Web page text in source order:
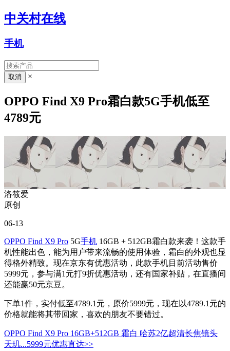
中关村在线
手机
×
OPPO Find X9 Pro霜白款5G手机低至
4789元
洛筱爱
原创
06-13
OPPO Find X9 Pro 5G手机 16GB + 512GB霜白款来袭！这款手
机性能出色，能为用户带来流畅的使用体验，霜白的外观也显
得格外精致。现在京东有优惠活动，此款手机目前活动售价
5999元，参与满1元打9折优惠活动，还有国家补贴，在直播间
还能赢50元京豆。
下单1件，实付低至4789.1元，原价5999元，现在以4789.1元的
价格就能将其带回家，喜欢的朋友不要错过。
OPPO Find X9 Pro 16GB+512GB 霜白 哈苏2亿超清长焦镜头
天玑...5999元优惠直达>>